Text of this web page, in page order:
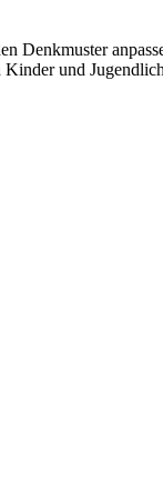
Denkmuster
und